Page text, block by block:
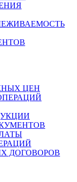
ЦЕН
ДОГОВОРОВ